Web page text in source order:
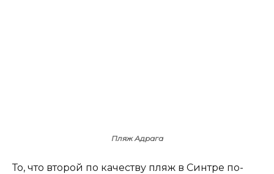
Пляж Адрага
То, что второй по качеству пляж в Синтре по-